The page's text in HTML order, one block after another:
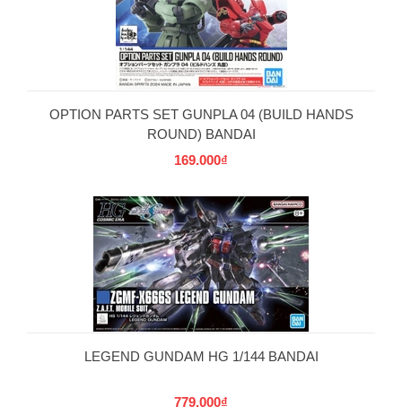
OPTION PARTS SET GUNPLA 04 (BUILD HANDS
ROUND) BANDAI
169.000₫
LEGEND GUNDAM HG 1/144 BANDAI
779.000₫